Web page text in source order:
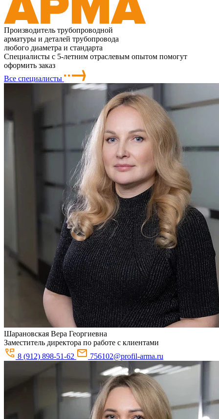
Производитель трубопроводной
арматуры и деталей трубопровода
любого диаметра и стандарта
Специалисты с 5-летним отраслевым опытом помогут
оформить заказ
Все специалисты
Шарановская Вера Георгиевна
Заместитель директора по работе с клиентами
8 (912) 898-51-62
756102@profil-arma.ru